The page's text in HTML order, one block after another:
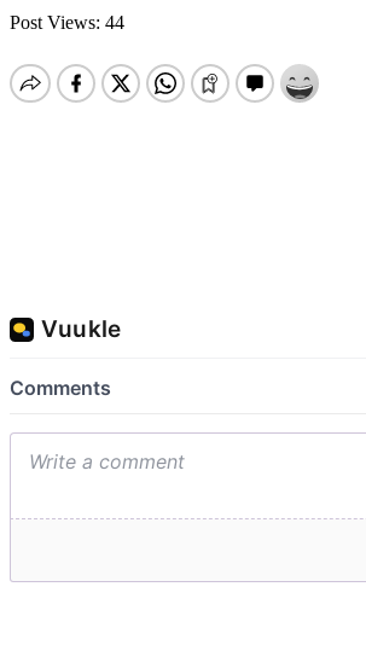
Post Views: 44